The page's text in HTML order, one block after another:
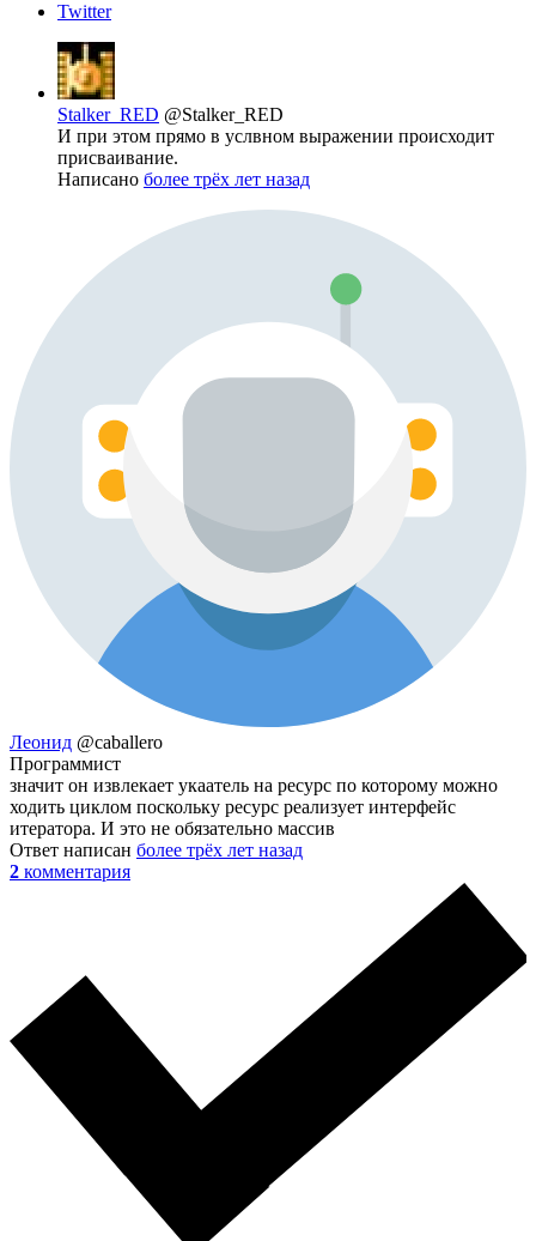
Twitter
Stalker_RED @Stalker_RED
И при этом прямо в услвном выражении происходит
присваивание.
Написано более трёх лет назад
Леонид @caballero
Программист
значит он извлекает укаатель на ресурс по которому можно
ходить циклом поскольку ресурс реализует интерфейс
итератора. И это не обязательно массив
Ответ написан более трёх лет назад
2 комментария